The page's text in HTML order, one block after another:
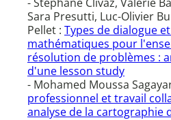
Sara Presutti, Luc-Olivier
Pellet : Types de dialogue
mathématiques pour
résolution de problèmes :
d'une lesson study
- Mohamed Moussa
professionnel et travail
analyse de la cartographie